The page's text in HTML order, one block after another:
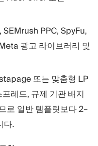
PPC, SpyFu,
광고 라이브러리 및
또는 맞춤형 LP
레드, 규제 기관 배지
로 일반 템플릿보다 2–
다.